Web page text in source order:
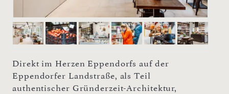
Direkt im Herzen Eppendorfs auf der
Eppendorfer Landstraße, als Teil
authentischer Gründerzeit-Architektur,